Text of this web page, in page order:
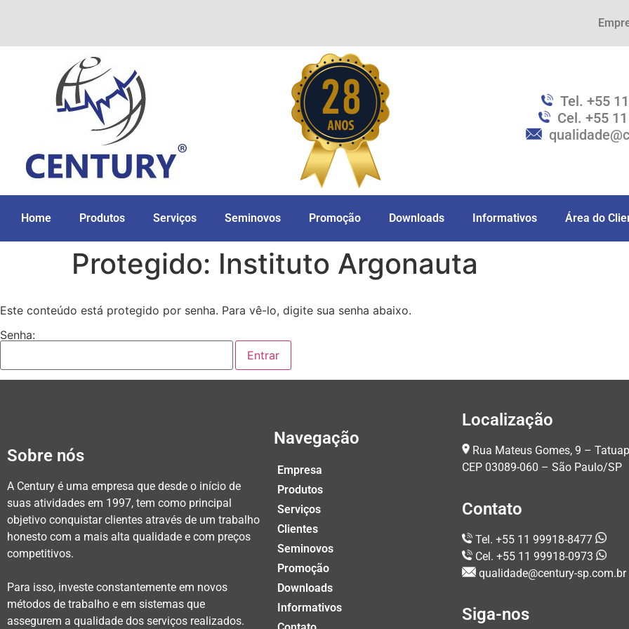
Tel. +55
Cel. +55
Home Produtos Serviços Seminovos Promoção Downloads Informativos Área do
Protegido: Instituto Argonauta
Este conteúdo está protegido por senha. Para vê-lo, digite sua senha abaixo.
Senha:
Sobre nós
A Century é uma empresa que desde o início de
suas atividades em 1997, tem como principal
objetivo conquistar clientes através de um trabalho
honesto com a mais alta qualidade e com preços
competitivos.
Para isso, investe constantemente em novos
métodos de trabalho e em sistemas que
assegurem a qualidade dos serviços realizados.
Navegação
Empresa
Produtos
Serviços
Clientes
Seminovos
Promoção
Downloads
Informativos
Localização
Rua Mateus Gomes, 9 –
CEP 03089-060 – São Paulo/SP
Contato
Tel. +55 11 99918-8477
Cel. +55 11 99918-0973
qualidade@century-sp.com.br
Siga-nos